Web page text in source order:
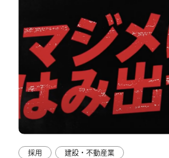
採用 建設・不動産業